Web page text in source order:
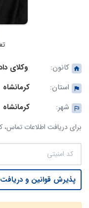
کانون:
وکلای
استان:
کرمانشاه
شهر:
کرمانشاه
برای دریافت اطلاعات تماس،
پذیرش قوانین و